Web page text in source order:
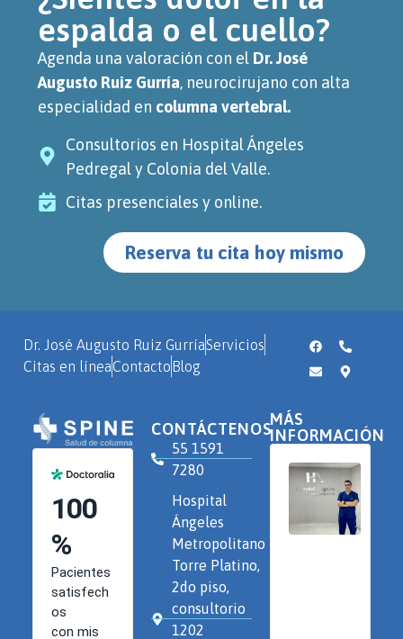
espalda o el cuello?
Agenda una valoración con el Dr. José
Augusto Ruiz Gurría, neurocirujano con alta
especialidad en columna vertebral.
Consultorios en Hospital Ángeles
Pedregal y Colonia del Valle.
Citas presenciales y online.
Reserva tu cita hoy mismo
Dr. José Augusto Ruiz GurríaServicios
Citas en líneaContactoBlog
CONTÁCTENOS
55 1591
7280
Hospital
Ángeles
Metropolitano
Torre Platino,
2do piso,
consultorio
1202
MÁS
INFORMACIÓN